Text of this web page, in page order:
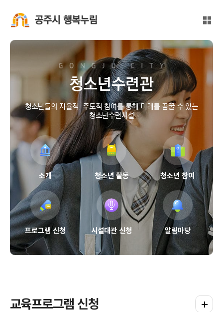
전체
청소년수련관
청소년들의 자율적, 주도적 참여를 통해 미래를 꿈꿀 수 있는
청소년수련시설
소개 청소년 활동 청소년 참여
프로그램 신청 시설대관 신청 알림마당
교육프로그램 신청 교육프